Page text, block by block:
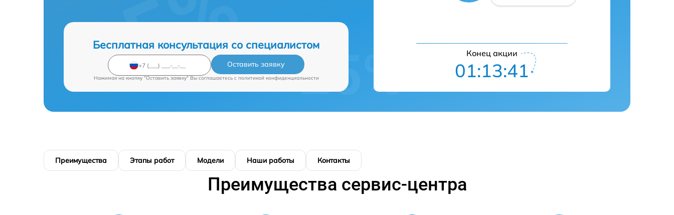
Бесплатная консультация со специалистом
Оставить заявку
Нажимая на кнопку "Оставить заявку" Вы соглашаетесь c политикой конфиденциальности
Конец акции
01:13:40
Преимущества Этапы работ Модели Наши работы Контакты
Преимущества сервис-центра